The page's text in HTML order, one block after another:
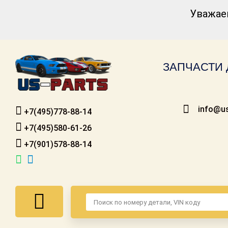
ЗАПЧАСТИ
+7(495)778-88-14
+7(495)580-61-26
+7(901)578-88-14
Доставка